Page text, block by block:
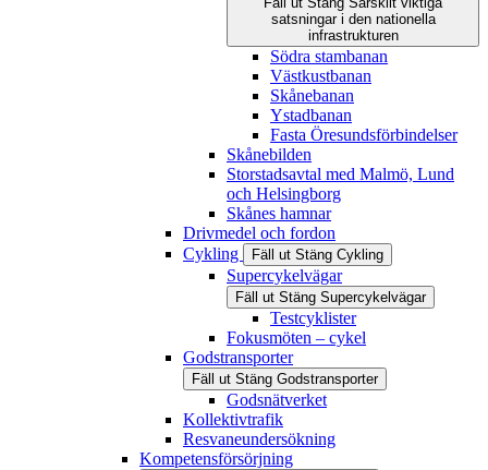
satsningar i den nationella
infrastrukturen
Södra stambanan
Västkustbanan
Skånebanan
Ystadbanan
Fasta Öresundsförbindelser
Skånebilden
Storstadsavtal med Malmö, Lund
och Helsingborg
Skånes hamnar
Drivmedel och fordon
Cykling
Fäll ut Stäng Cykling
Supercykelvägar
Fäll ut Stäng Supercykelvägar
Testcyklister
Fokusmöten – cykel
Godstransporter
Fäll ut Stäng Godstransporter
Godsnätverket
Kollektivtrafik
Resvaneundersökning
Kompetensförsörjning